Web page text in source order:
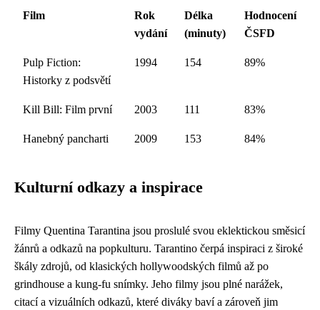
Film
Rok
vydání
Délka
(minuty)
Hodnocení
ČSFD
Pulp Fiction:
Historky z podsvětí
1994 154 89%
Kill Bill: Film první 2003 111 83%
Hanebný pancharti 2009 153 84%
Kulturní odkazy a inspirace
Filmy Quentina Tarantina jsou proslulé svou eklektickou směsicí
žánrů a odkazů na popkulturu. Tarantino čerpá inspiraci z široké
škály zdrojů, od klasických hollywoodských filmů až po
grindhouse a kung-fu snímky. Jeho filmy jsou plné narážek,
citací a vizuálních odkazů, které diváky baví a zároveň jim